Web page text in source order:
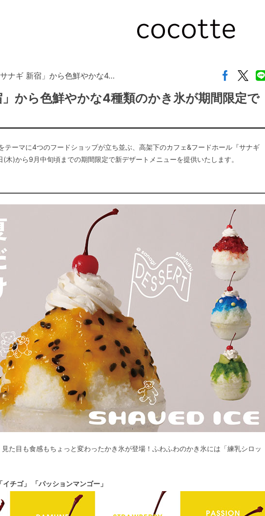
サナギ 新宿」から色鮮やかな4…
」から色鮮やかな4種類のかき氷が期間限定で
テーマに4つのフードショップが立ち並ぶ、高架下のカフェ&フードホール『サナギ
木)から9月中旬頃までの期間限定で新デザートメニューを提供いたします。
見た目も食感もちょっと変わったかき氷が登場！ふわふわのかき氷には「練乳シロッ
イチゴ」 「パッションマンゴー」